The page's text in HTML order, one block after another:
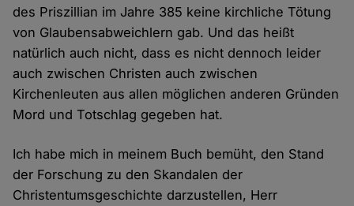
des Priszillian im Jahre 385 keine kirchliche Tötung
von Glaubensabweichlern gab. Und das heißt
natürlich auch nicht, dass es nicht dennoch leider
auch zwischen Christen auch zwischen
Kirchenleuten aus allen möglichen anderen Gründen
Mord und Totschlag gegeben hat.
Ich habe mich in meinem Buch bemüht, den Stand
der Forschung zu den Skandalen der
Christentumsgeschichte darzustellen, Herr